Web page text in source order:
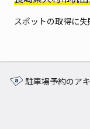
スポットの取得に
駐車場予約のア